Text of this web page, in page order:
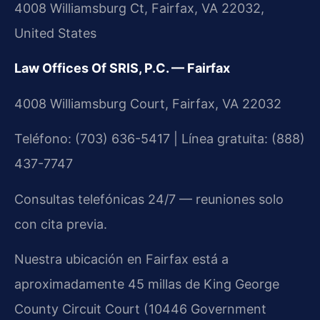
4008 Williamsburg Ct, Fairfax, VA 22032,
United States
Law Offices Of SRIS, P.C. — Fairfax
4008 Williamsburg Court, Fairfax, VA 22032
Teléfono: (703) 636-5417 | Línea gratuita: (888)
437-7747
Consultas telefónicas 24/7 — reuniones solo
con cita previa.
Nuestra ubicación en Fairfax está a
aproximadamente 45 millas de King George
County Circuit Court (10446 Government